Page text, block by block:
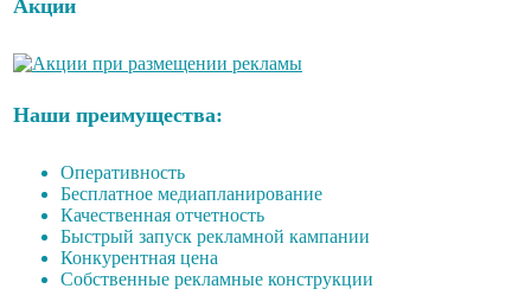
Акции
Наши преимущества:
Оперативность
Бесплатное медиапланирование
Качественная отчетность
Быстрый запуск рекламной кампании
Конкурентная цена
Собственные рекламные конструкции